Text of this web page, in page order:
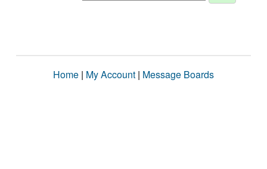
Home | My Account | Message Boards